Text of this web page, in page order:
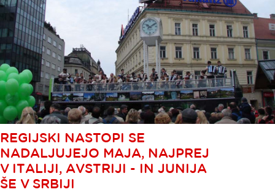
REGIJSKI NASTOPI SE
NADALJUJEJO MAJA, NAJPREJ
V ITALIJI, AVSTRIJI - IN JUNIJA
ŠE V SRBIJI